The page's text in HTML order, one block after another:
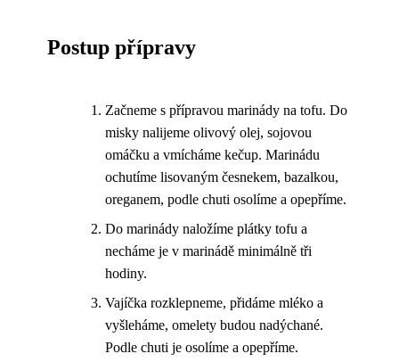
Postup přípravy
Začneme s přípravou marinády na tofu. Do
misky nalijeme olivový olej, sojovou
omáčku a vmícháme kečup. Marinádu
ochutíme lisovaným česnekem, bazalkou,
oreganem, podle chuti osolíme a opepříme.
Do marinády naložíme plátky tofu a
necháme je v marinádě minimálně tři
hodiny.
Vajíčka rozklepneme, přidáme mléko a
vyšleháme, omelety budou nadýchané.
Podle chuti je osolíme a opepříme.